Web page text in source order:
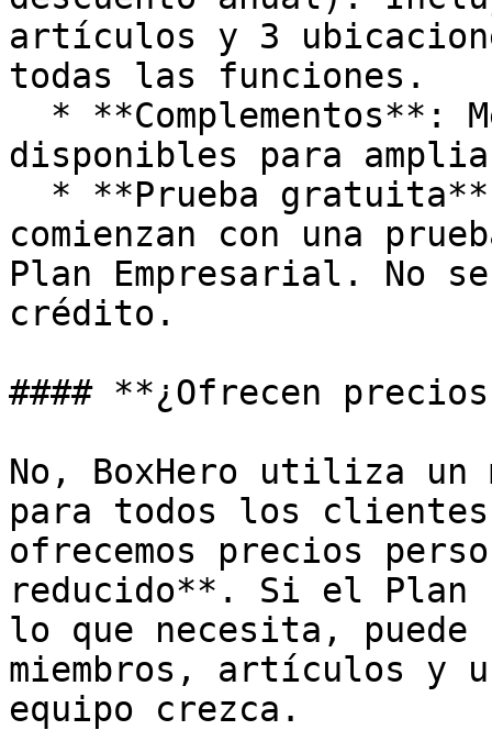
artículos y 3
todas las funciones.
disponibles para
comienzan con una
Plan Empresarial. No
crédito.
#### **¿Ofrecen
No, BoxHero utiliza un
para todos los
ofrecemos precios
reducido**. Si el Plan
lo que necesita,
miembros, artículos y
equipo crezca.